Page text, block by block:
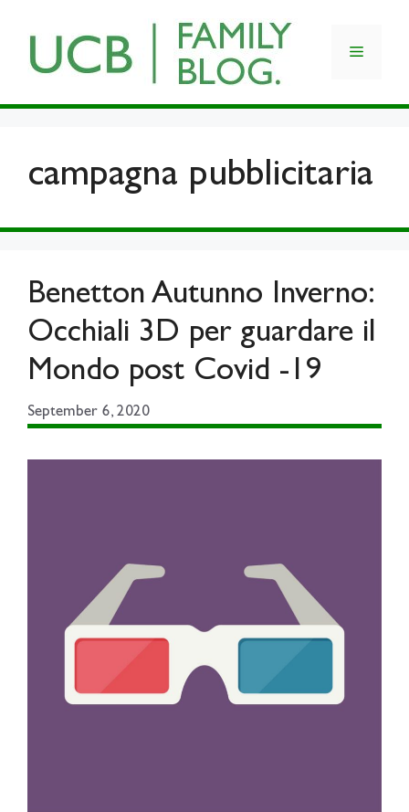
content
Menu
campagna pubblicitaria
Benetton Autunno Inverno:
Occhiali 3D per guardare il
Mondo post Covid -19
September 6, 2020